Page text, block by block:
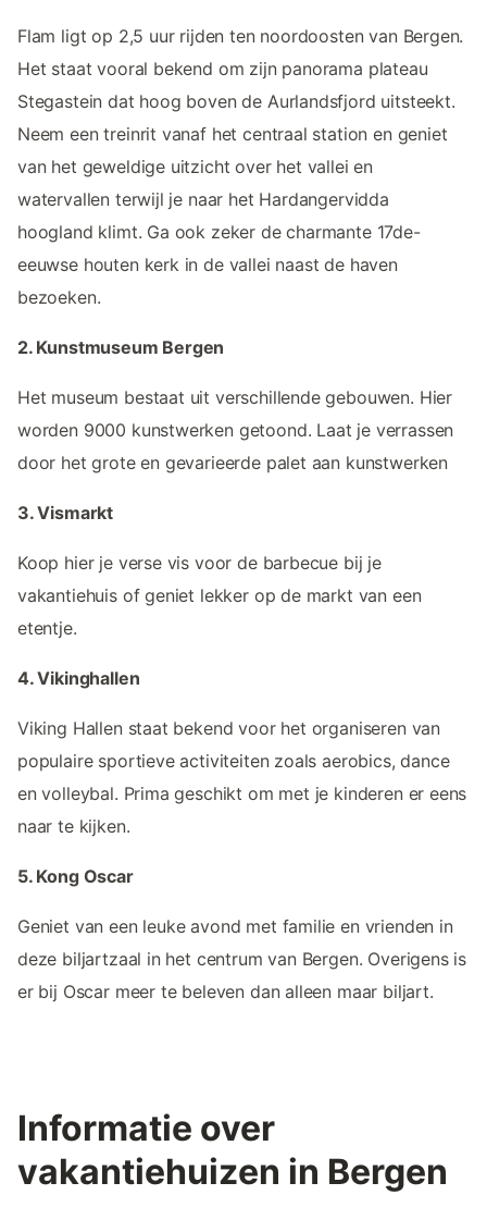
Flam ligt op 2,5 uur rijden ten noordoosten van Bergen.
Het staat vooral bekend om zijn panorama plateau
Stegastein dat hoog boven de Aurlandsfjord uitsteekt.
Neem een treinrit vanaf het centraal station en geniet
van het geweldige uitzicht over het vallei en
watervallen terwijl je naar het Hardangervidda
hoogland klimt. Ga ook zeker de charmante 17de-
eeuwse houten kerk in de vallei naast de haven
bezoeken.
2. Kunstmuseum Bergen
Het museum bestaat uit verschillende gebouwen. Hier
worden 9000 kunstwerken getoond. Laat je verrassen
door het grote en gevarieerde palet aan kunstwerken
3. Vismarkt
Koop hier je verse vis voor de barbecue bij je
vakantiehuis of geniet lekker op de markt van een
etentje.
4. Vikinghallen
Viking Hallen staat bekend voor het organiseren van
populaire sportieve activiteiten zoals aerobics, dance
en volleybal. Prima geschikt om met je kinderen er eens
naar te kijken.
5. Kong Oscar
Geniet van een leuke avond met familie en vrienden in
deze biljartzaal in het centrum van Bergen. Overigens is
er bij Oscar meer te beleven dan alleen maar biljart.
Informatie over
vakantiehuizen in Bergen